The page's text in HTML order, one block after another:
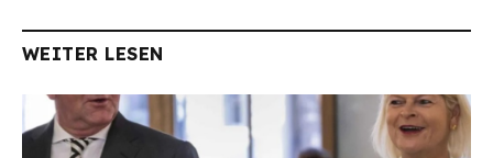
WEITER LESEN